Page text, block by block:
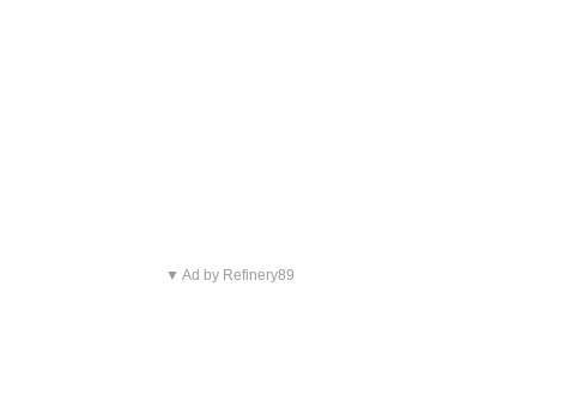
▼ Ad by Refinery89